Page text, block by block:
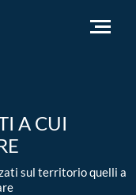
A CUI
sul territorio quelli a